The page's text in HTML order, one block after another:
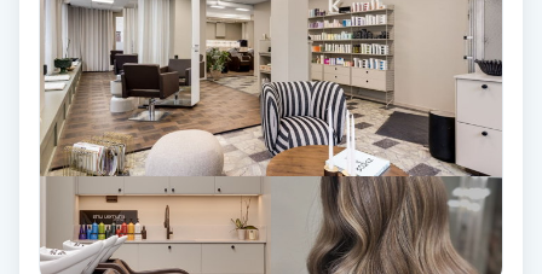
Brynplockning
Bröllopsuppsättning
Celluliter